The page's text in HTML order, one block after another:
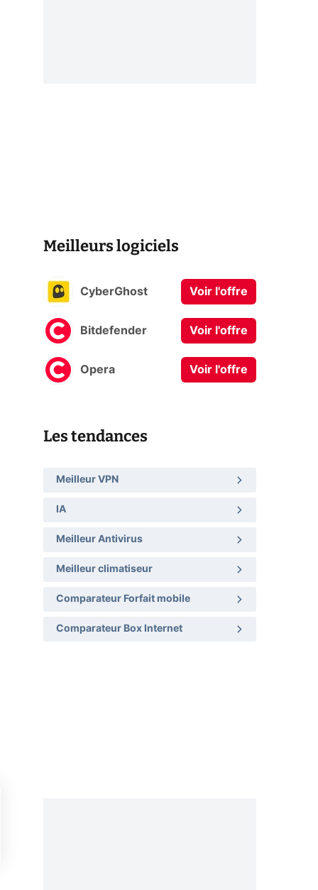
Meilleurs logiciels
CyberGhost Voir l'offre
Bitdefender Voir l'offre
Opera Voir l'offre
Les tendances
Meilleur VPN
IA
Meilleur Antivirus
Meilleur climatiseur
Comparateur Forfait mobile
Comparateur Box Internet